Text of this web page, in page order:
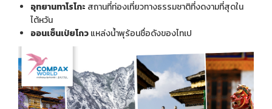
อุทยานทาโรโกะ สถานที่ท่องเที่ยวทางธรรมชาติที่งดงามที่สุดใน
ไต้หวัน
ออนเซ็นเป่ยโถวแหล่งน้ำพุร้อนชื่อดังของไทเป